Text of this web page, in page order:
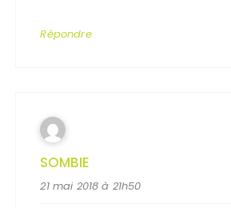
Répondre
SOMBIE
21 mai 2018 à 21h50